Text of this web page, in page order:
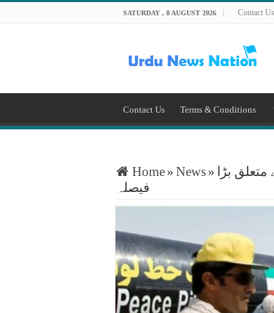
SATURDAY , 8 AUGUST 2026 Contact Us
Contact Us Terms & Conditions
Home»News»
متعلق بڑا
فیصلہ